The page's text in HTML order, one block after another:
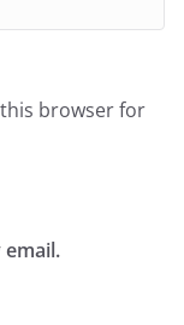
browser for